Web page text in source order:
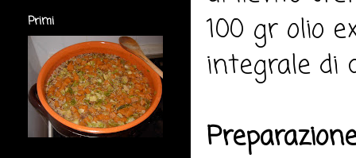
100 gr olio
integrale di
Primi